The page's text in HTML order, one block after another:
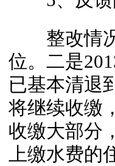
整改情况
位。二是
已基本清退
将继续收缴
收缴大部分
上缴水费的